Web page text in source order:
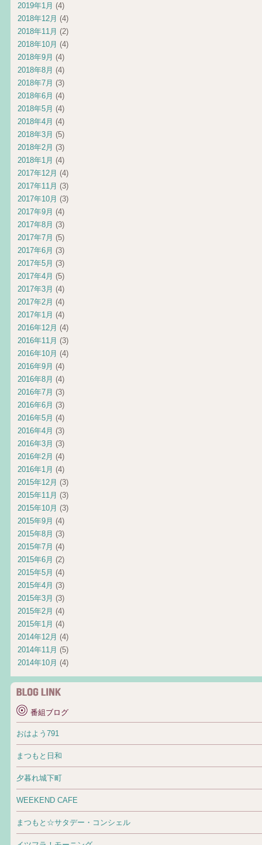
2019年1月 (4)
2018年12月 (4)
2018年11月 (2)
2018年10月 (4)
2018年9月 (4)
2018年8月 (4)
2018年7月 (3)
2018年6月 (4)
2018年5月 (4)
2018年4月 (4)
2018年3月 (5)
2018年2月 (3)
2018年1月 (4)
2017年12月 (4)
2017年11月 (3)
2017年10月 (3)
2017年9月 (4)
2017年8月 (3)
2017年7月 (5)
2017年6月 (3)
2017年5月 (3)
2017年4月 (5)
2017年3月 (4)
2017年2月 (4)
2017年1月 (4)
2016年12月 (4)
2016年11月 (3)
2016年10月 (4)
2016年9月 (4)
2016年8月 (4)
2016年7月 (3)
2016年6月 (3)
2016年5月 (4)
2016年4月 (3)
2016年3月 (3)
2016年2月 (4)
2016年1月 (4)
2015年12月 (3)
2015年11月 (3)
2015年10月 (3)
2015年9月 (4)
2015年8月 (3)
2015年7月 (4)
2015年6月 (2)
2015年5月 (4)
2015年4月 (3)
2015年3月 (3)
2015年2月 (4)
2015年1月 (4)
2014年12月 (4)
2014年11月 (5)
2014年10月 (4)
番組ブログ
おはよう791
まつもと日和
夕暮れ城下町
WEEKEND CAFE
まつもと☆サタデー・コンシェル